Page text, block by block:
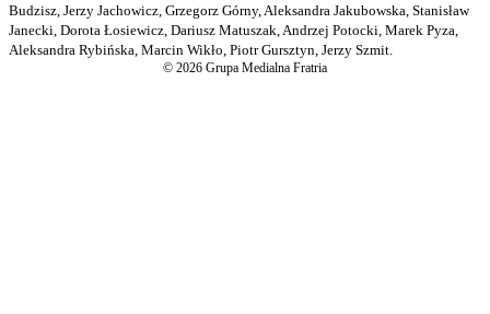
Budzisz, Jerzy Jachowicz, Grzegorz Górny, Aleksandra Jakubowska, Stanisław
Janecki, Dorota Łosiewicz, Dariusz Matuszak, Andrzej Potocki, Marek Pyza,
Aleksandra Rybińska, Marcin Wikło, Piotr Gursztyn, Jerzy Szmit.
© 2026 Grupa Medialna Fratria